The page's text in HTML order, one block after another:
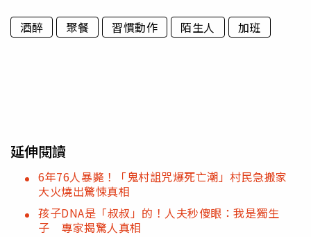
酒醉 聚餐 習慣動作 陌生人 加班
延伸閱讀
6年76人暴斃！「鬼村詛咒爆死亡潮」村民急搬家
大火燒出驚悚真相
孩子DNA是「叔叔」的！人夫秒傻眼：我是獨生
子 專家揭驚人真相